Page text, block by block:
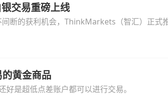
交易重磅上线
断的获利机会，ThinkMarkets（智汇）正式
核心交易品种、杠杆配置、支持软件及交易
黄金商品
是超低点差账户都可以进行交易。